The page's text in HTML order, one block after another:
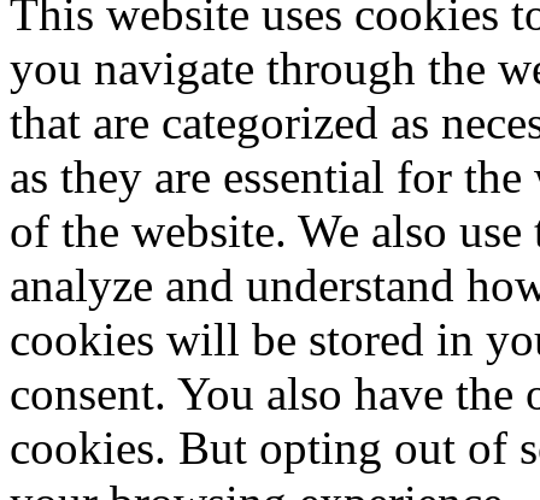
This website uses cookies
you navigate through the
that are categorized as
as they are essential for
of the website. We also
analyze and understand
cookies will be stored in
consent. You also have
cookies. But opting out of